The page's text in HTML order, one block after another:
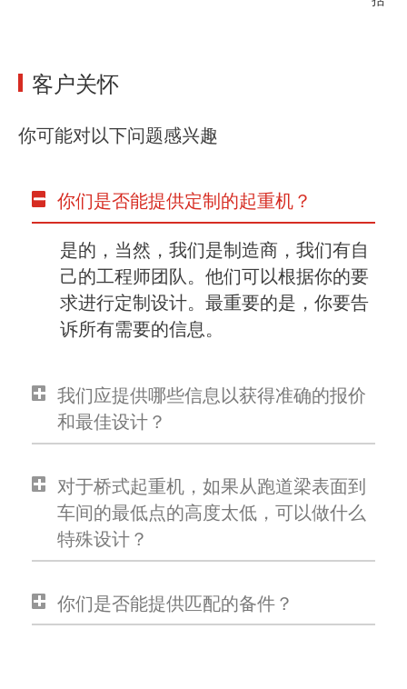
客户关怀
你可能对以下问题感兴趣
你们是否能提供定制的起重机？
是的，当然，我们是制造商，我们有自
己的工程师团队。他们可以根据你的要
求进行定制设计。最重要的是，你要告
诉所有需要的信息。
我们应提供哪些信息以获得准确的报价
和最佳设计？
对于桥式起重机，如果从跑道梁表面到
车间的最低点的高度太低，可以做什么
特殊设计？
你们是否能提供匹配的备件？